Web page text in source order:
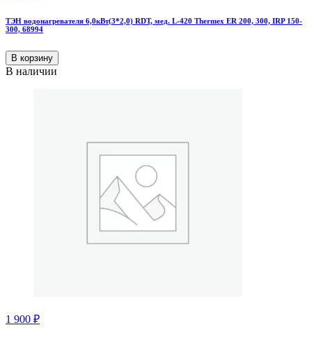
ТЭН водонагревателя 6,0кВт(3*2,0) RDT, мед. L-420 Thermex ER 200, 300, IRP 150-
300, 68994
В корзину
В наличии
1 900 ₽